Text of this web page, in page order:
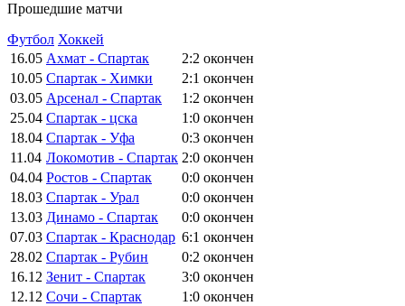
Прошедшие матчи
Футбол Хоккей
16.05 Ахмат - Спартак 2:2 окончен
10.05 Спартак - Химки 2:1 окончен
03.05 Арсенал - Спартак 1:2 окончен
25.04 Спартак - цска 1:0 окончен
18.04 Спартак - Уфа 0:3 окончен
11.04 Локомотив - Спартак 2:0 окончен
04.04 Ростов - Спартак 0:0 окончен
18.03 Спартак - Урал 0:0 окончен
13.03 Динамо - Спартак 0:0 окончен
07.03 Спартак - Краснодар 6:1 окончен
28.02 Спартак - Рубин 0:2 окончен
16.12 Зенит - Спартак 3:0 окончен
12.12 Сочи - Спартак 1:0 окончен